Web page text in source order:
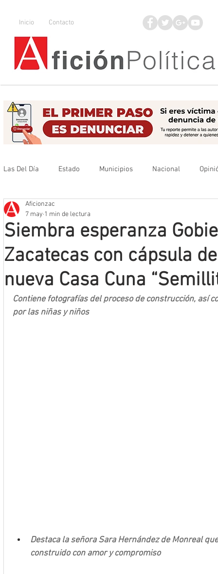
Inicio Contacto
Las Del Día Estado Municipios Nacional
Que no se olvide
Mineros LNBP
Siembra esperanza
Zacatecas con cápsula
nueva Casa Cuna
Aficionzac
7 may 1 min de lectura
Contiene fotografías del proceso de construcción, así
por las niñas y niños
Destaca la señora Sara Hernández de Monreal
construido con amor y compromiso